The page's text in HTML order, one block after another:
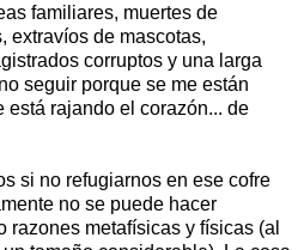
familiares, muertes de
extravíos de mascotas,
corruptos y una larga
seguir porque se me están
está rajando el corazón... de
si no refugiarnos en ese cofre
no se puede hacer
razones metafísicas y físicas (al